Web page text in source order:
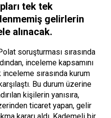
tek tek
gelirlerin
alınacak.
soruşturması sırasında
inceleme kapsamını
sırasında kurum
Bu durum üzerine
kişilerin yanısıra,
ticaret yapan, gelir